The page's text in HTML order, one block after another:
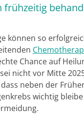
frühzeitig
können so
Chance auf
nicht vor Mitte
neben der
wichtig